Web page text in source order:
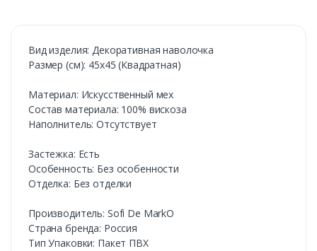
Вид изделия: Декоративная наволочка
Размер (см): 45х45 (Квадратная)
Материал: Искусственный мех
Состав материала: 100% вискоза
Наполнитель: Отсутствует
Застежка: Есть
Особенность: Без особенности
Отделка: Без отделки
Производитель: Sofi De MarkO
Страна бренда: Россия
Тип Упаковки: Пакет ПВХ